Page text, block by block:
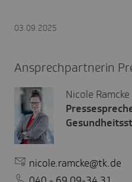
03.09.2025
Ansprechpartnerin
Nicole Ramcke
nicole.ramcke@tk.de